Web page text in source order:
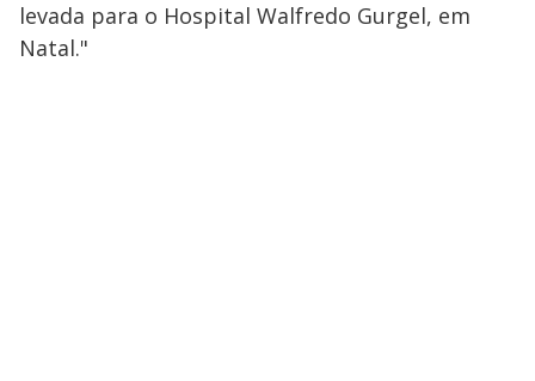
levada para o Hospital Walfredo Gurgel, em
Natal."